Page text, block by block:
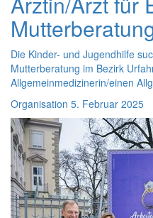
Die Kinder- und Jugendhilfe
Mutterberatung im Bezirk
Allgemeinmedizinerin/einen
Organisation 5. Februar 2025